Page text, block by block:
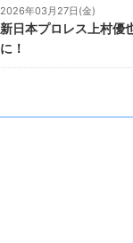
2026年03月27日(金)
新日本プロレス上村優
に！